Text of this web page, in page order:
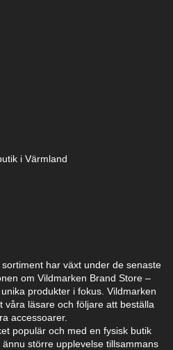
i Värmland
har växt under de senaste
om Vildmarken Brand Store –
produkter i fokus. Vildmarken
våra läsare och följare att beställa
accessoarer.
populär och med en fysisk butik
större upplevelse tillsammans